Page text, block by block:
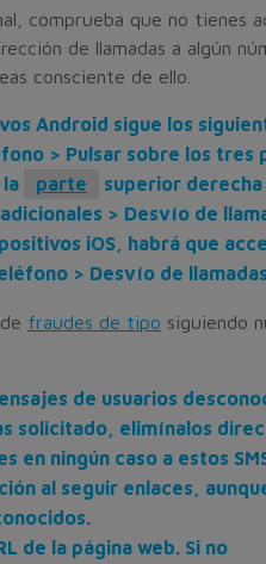
comprueba que no tienes
de llamadas a algún
consciente de ello.
Android sigue los
> Pulsar sobre los tres
parte
superior
> Desvío de
iOS, habrá que
> Desvío de
fraudes de tipo siguiendo
de usuarios
solicitado, elimínalos
en ningún caso a estos
al seguir enlaces,
de la página web. Si no